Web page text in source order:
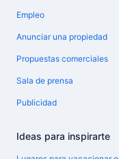
Empleo
Anunciar una propiedad
Propuestas comerciales
Sala de prensa
Publicidad
Ideas para inspirarte